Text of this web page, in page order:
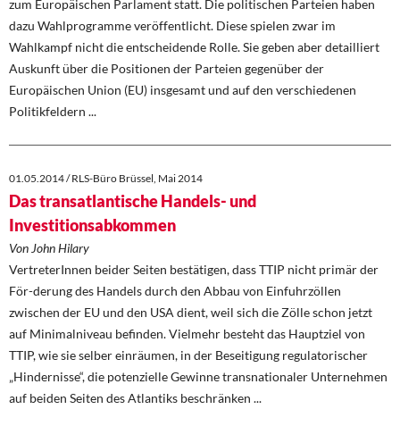
zum Europäischen Parlament statt. Die politischen Parteien haben
dazu Wahlprogramme veröffentlicht. Diese spielen zwar im
Wahlkampf nicht die entscheidende Rolle. Sie geben aber detailliert
Auskunft über die Positionen der Parteien gegenüber der
Europäischen Union (EU) insgesamt und auf den verschiedenen
Politikfeldern ...
01.05.2014 / RLS-Büro Brüssel, Mai 2014
Das transatlantische Handels- und
Investitionsabkommen
Von John Hilary
VertreterInnen beider Seiten bestätigen, dass TTIP nicht primär der
För-derung des Handels durch den Abbau von Einfuhrzöllen
zwischen der EU und den USA dient, weil sich die Zölle schon jetzt
auf Minimalniveau befinden. Vielmehr besteht das Hauptziel von
TTIP, wie sie selber einräumen, in der Beseitigung regulatorischer
„Hindernisse“, die potenzielle Gewinne transnationaler Unternehmen
auf beiden Seiten des Atlantiks beschränken ...